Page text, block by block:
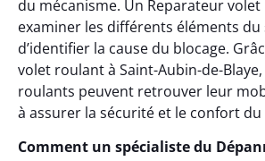
du mécanisme. Un Reparateur
examiner les différents éléments du
d’identifier la cause du blocage.
volet roulant à Saint-Aubin-de-
roulants peuvent retrouver leur
à assurer la sécurité et le confort
Comment un spécialiste du